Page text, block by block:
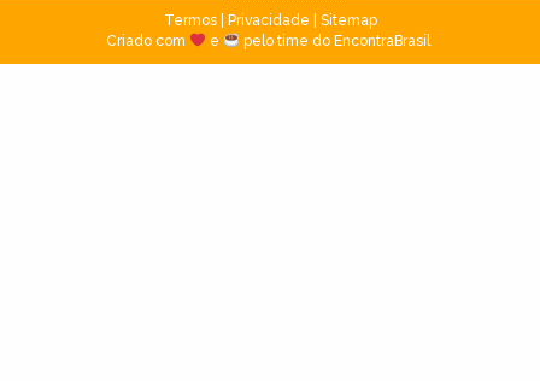
Termos| Privacidade
Sitemap
Criado com
e pelo time do EncontraBrasil